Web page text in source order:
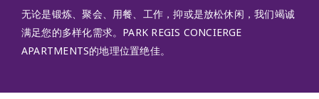
无论是锻炼、聚会、用餐、工作，抑或是放松休闲，我们竭诚
满足您的多样化需求。PARK REGIS CONCIERGE
APARTMENTS的地理位置绝佳。